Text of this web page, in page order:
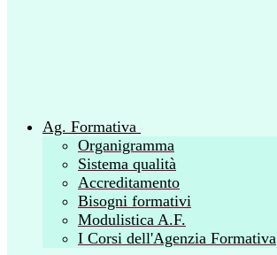
Ag. Formativa
Organigramma
Sistema qualità
Accreditamento
Bisogni formativi
Modulistica A.F.
I Corsi dell'Agenzia Formativa